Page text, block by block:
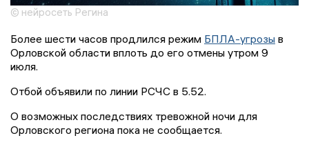
© нейросеть Регина
Более шести часов продлился режим БПЛА-угрозы в
Орловской области вплоть до его отмены утром 9
июля.
Отбой объявили по линии РСЧС в 5.52.
О возможных последствиях тревожной ночи для
Орловского региона пока не сообщается.